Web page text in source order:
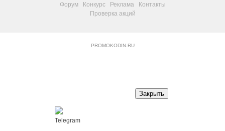
Форум
Конкурс Реклама
Контакты
Проверка акций
PROMOKODIN.RU
Telegram
Закрыть